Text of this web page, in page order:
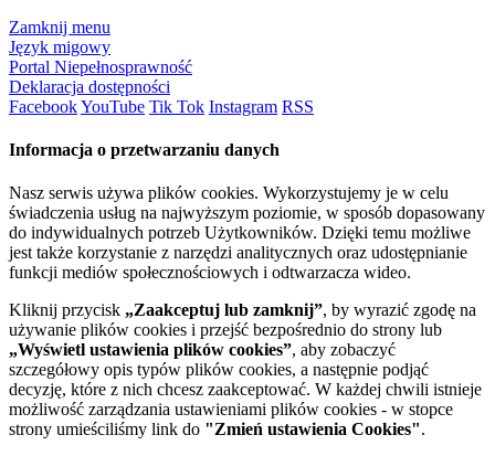
Zamknij menu
Język migowy
Portal Niepełnosprawność
Deklaracja dostępności
FacebookYouTube Tik Tok Instagram RSS
Informacja o przetwarzaniu danych
Nasz serwis używa plików cookies. Wykorzystujemy je w celu
świadczenia usług na najwyższym poziomie, w sposób dopasowany
do indywidualnych potrzeb Użytkowników. Dzięki temu możliwe
jest także korzystanie z narzędzi analitycznych oraz udostępnianie
funkcji mediów społecznościowych i odtwarzacza wideo.
Kliknij przycisk „Zaakceptuj lub zamknij”, by wyrazić zgodę na
używanie plików cookies i przejść bezpośrednio do strony lub
„Wyświetl ustawienia plików cookies”, aby zobaczyć
szczegółowy opis typów plików cookies, a następnie podjąć
decyzję, które z nich chcesz zaakceptować. W każdej chwili istnieje
możliwość zarządzania ustawieniami plików cookies - w stopce
strony umieściliśmy link do "Zmień ustawienia Cookies".